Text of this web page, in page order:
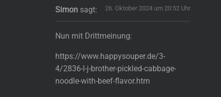
Simon sagt: 26. Oktober 2024 um 20:52 Uhr
Nun mit Drittmeinung:
https://www.happysouper.de/3-
4/2836-l-j-brother-pickled-cabbage-
noodle-with-beef-flavor.htm